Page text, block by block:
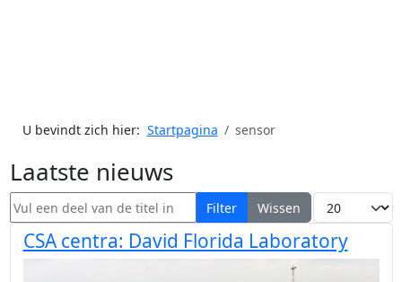
U bevindt zich hier: Startpagina sensor
Laatste nieuws
Vul een deel van de titel in Filter Wissen Toon #
CSA centra: David Florida Laboratory